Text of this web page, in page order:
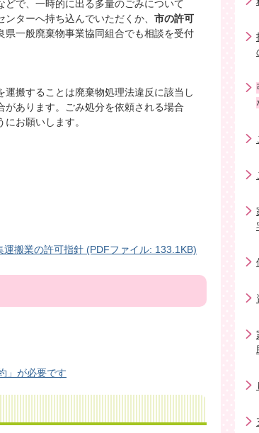
で、一時的に出る多量のごみについて
ターへ持ち込んでいただくか、 市の許可
県一般廃棄物事業協同組合でも相談を受付
搬することは廃棄物処理法違反に該当し
があります。ごみ処分を依頼される場合
お願いします。
搬業の許可指針 (PDFファイル: 133.1KB)
」が必要です